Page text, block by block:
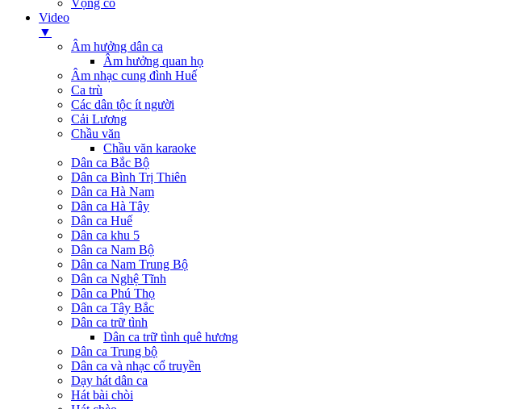
Vọng cổ
Video
▼
Âm hưởng dân ca
Âm hưởng quan họ
Âm nhạc cung đình Huế
Ca trù
Các dân tộc ít người
Cải Lương
Chầu văn
Chầu văn karaoke
Dân ca Bắc Bộ
Dân ca Bình Trị Thiên
Dân ca Hà Nam
Dân ca Hà Tây
Dân ca Huế
Dân ca khu 5
Dân ca Nam Bộ
Dân ca Nam Trung Bộ
Dân ca Nghệ Tĩnh
Dân ca Phú Thọ
Dân ca Tây Bắc
Dân ca trữ tình
Dân ca trữ tình quê hương
Dân ca Trung bộ
Dân ca và nhạc cổ truyền
Dạy hát dân ca
Hát bài chòi